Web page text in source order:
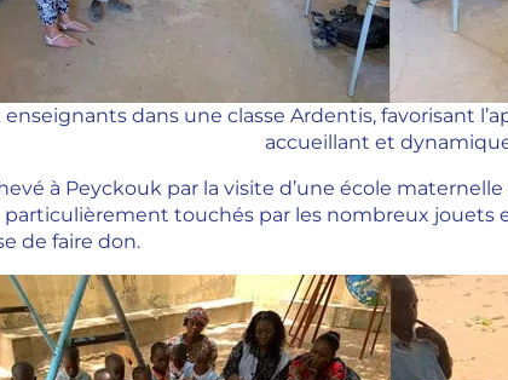
enseignants dans une classe Ardentis, favorisant
accueillant et
à Peyckouk par la visite d’une école
touchés par les nombreux jouets
de faire don.